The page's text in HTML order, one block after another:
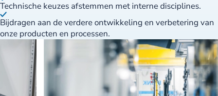
Technische keuzes afstemmen met interne disciplines.
Bijdragen aan de verdere ontwikkeling en verbetering van
onze producten en processen.